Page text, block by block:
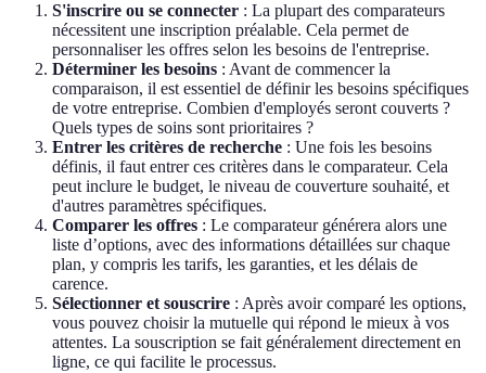
S'inscrire ou se connecter : La plupart des comparateurs
nécessitent une inscription préalable. Cela permet de
personnaliser les offres selon les besoins de l'entreprise.
Déterminer les besoins : Avant de commencer la
comparaison, il est essentiel de définir les besoins spécifiques
de votre entreprise. Combien d'employés seront couverts ?
Quels types de soins sont prioritaires ?
Entrer les critères de recherche : Une fois les besoins
définis, il faut entrer ces critères dans le comparateur. Cela
peut inclure le budget, le niveau de couverture souhaité, et
d'autres paramètres spécifiques.
Comparer les offres : Le comparateur générera alors une
liste d’options, avec des informations détaillées sur chaque
plan, y compris les tarifs, les garanties, et les délais de
carence.
Sélectionner et souscrire : Après avoir comparé les options,
vous pouvez choisir la mutuelle qui répond le mieux à vos
attentes. La souscription se fait généralement directement en
ligne, ce qui facilite le processus.